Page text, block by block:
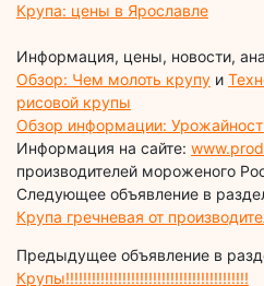
Крупа: цены в Ярославле
Информация, цены, новости,
Обзор: Чем молоть крупу и
рисовой крупы
Обзор информации:
Информация на сайте:
производителей мороженого
Следующее объявление в
Крупа гречневая от
Предыдущее объявление в
Крупы!!!!!!!!!!!!!!!!!!!!!!!!!!!!!!!!!!!!!!!!!!